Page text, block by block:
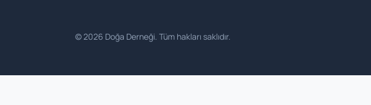
© 2026 Doğa Derneği. Tüm hakları saklıdır.